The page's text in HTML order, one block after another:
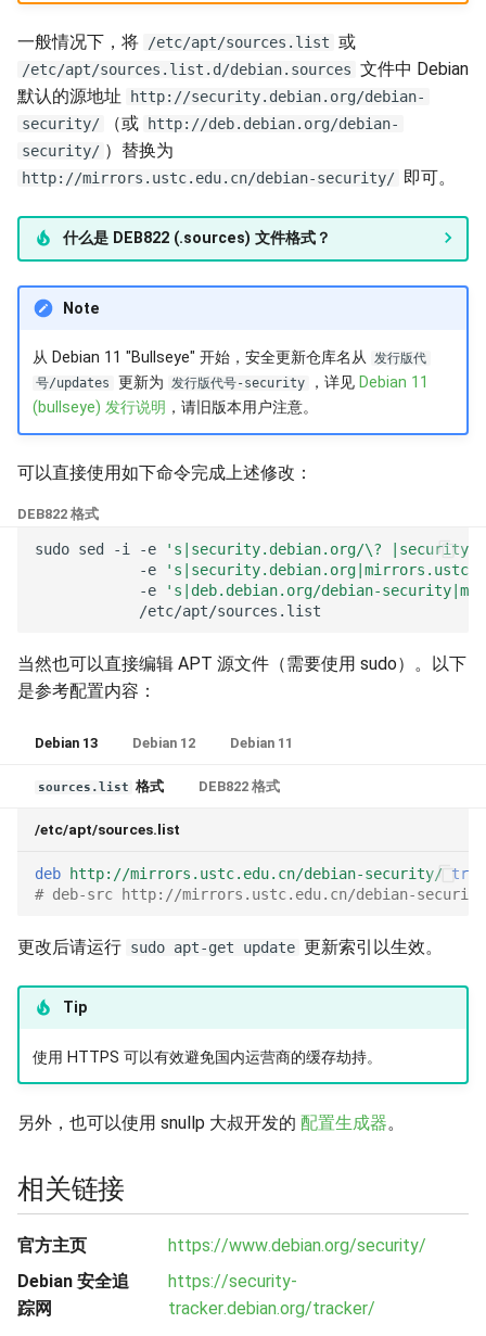
NVIDIA Container 运行时库
Packaging Gitea 打包
Qt
Raspberrypi
ROS
Sagemath
n.wtf
Tailscale
WinGet
一般情况下，将 /etc/apt/sources.list 或
/etc/apt/sources.list.d/debian.sources 文件中 Debian
默认的源地址
http://security.debian.org/debian-
security/
（或
http://deb.debian.org/debian-
security/ ）替换为
http://mirrors.ustc.edu.cn/debian-security/ 即可。
什么是 DEB822 (.sources) 文件格式？
Note
从 Debian 11 "Bullseye" 开始，安全更新仓库名从 发行版代
号/updates
更新为 发行版代号-security ，详见 Debian 11
(bullseye) 发行说明 ，请旧版本用户注意。
可以直接使用如下命令完成上述修改：
DEB822 格式
sudo sed -i -e
's|security.debian.org/\?
-e
-e
's|deb.debian.org/debian-
当然也可以直接编辑 APT 源文件（需要使用 sudo）。以下
是参考配置内容：
Debian 13 Debian 12 Debian 11
sources.list 格式 DEB822 格式
/etc/apt/sources.list
deb http://mirrors.ustc.edu.cn/debian-security/
# deb-src http://mirrors.ustc.edu.cn/debian-
更改后请运行 sudo apt-get update 更新索引以生效。
Tip
使用 HTTPS 可以有效避免国内运营商的缓存劫持。
另外，也可以使用 snullp 大叔开发的 配置生成器。
相关链接
官方主页
https://www.debian.org/security/
Debian 安全追
踪网
https://security-
tracker.debian.org/tracker/